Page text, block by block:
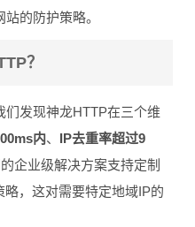
的防护策略。
？
发现神龙HTTP在三个维
内、 IP去重率超过9
企业级解决方案支持定制
，这对需要特定地域IP的